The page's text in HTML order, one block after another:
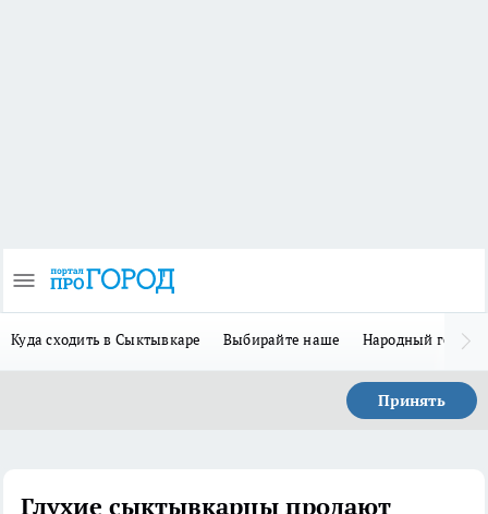
Куда сходить в Сыктывкаре Выбирайте наше Народный герой
Принять
Глухие сыктывкарцы продают